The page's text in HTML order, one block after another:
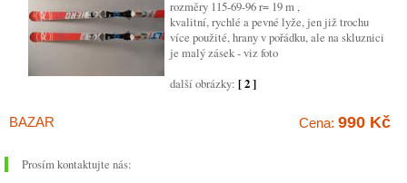
rozměry 115-69-96 r= 19 m ,
kvalitní, rychlé a pevné lyže, jen již trochu
více použité, hrany v pořádku, ale na skluznici
je malý zásek - viz foto
další obrázky: [ 2 ]
BAZAR Cena: 990 Kč
Prosím kontaktujte nás: